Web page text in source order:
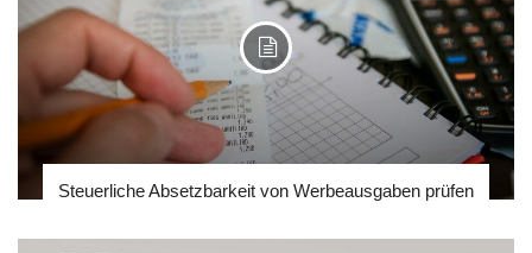
Steuerliche Absetzbarkeit von Werbeausgaben prüfen